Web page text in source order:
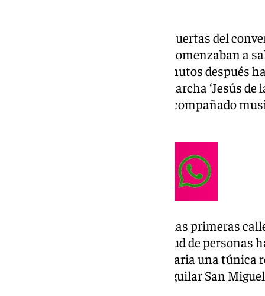
A las 17.00 horas se abrían las puertas del
trasladado el pasado martes, y comenzaban a
acompañaban al Señor, que minutos después
Buen Suceso a los sones de la marcha ‘Jesús
por la banda de Tejera, que ha acompañado
Momentos de recogimiento en las primeras
zona de la Alfalfa, donde multitud de personas
lucido en esta salida extraordinaria una túnica
Mendoza Ordóñez y Salvador Aguilar San